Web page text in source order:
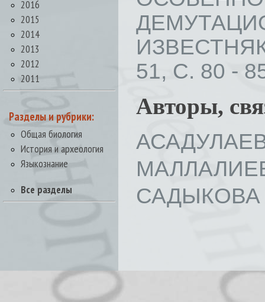
2016
2015
2014
2013
2012
2011
Разделы и рубрики:
Общая биология
История и археология
Языкознание
Все разделы
51, С. 80 -
Авторы,
АСАДУЛАЕВ
САДЫКОВА